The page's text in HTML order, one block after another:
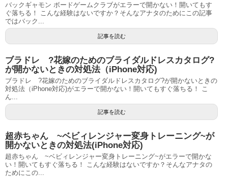
バックギャモン ボードゲームクラブがエラーで開かない！開いてもす
ぐ落ちる！ こんな経験はないですか？そんなアナタのためにこの記事
ではバック...
記事を読む
ブラドレ ?花嫁のためのブライダルドレスカタログ?
が開かないときの対処法（iPhone対応)
ブラドレ ?花嫁のためのブライダルドレスカタログ?が開かないときの
対処法（iPhone対応)がエラーで開かない！開いてもすぐ落ちる！ こ
ん...
記事を読む
超赤ちゃん ~ベビィレンジャー変身トレーニング~が
開かないときの対処法(iPhone対応)
超赤ちゃん ~ベビィレンジャー変身トレーニング~がエラーで開かな
い！開いてもすぐ落ちる！ こんな経験はないですか？そんなアナタの
ためにこの...